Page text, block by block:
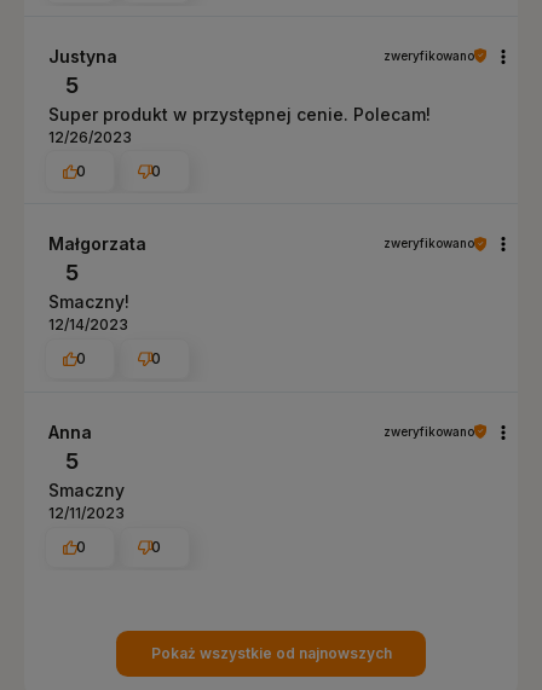
Justyna zweryfikowano
5
Super produkt w przystępnej cenie. Polecam!
12/26/2023
0
0
Małgorzata zweryfikowano
5
Smaczny!
12/14/2023
0
0
Anna zweryfikowano
5
Smaczny
12/11/2023
0
0
Pokaż wszystkie od najnowszych